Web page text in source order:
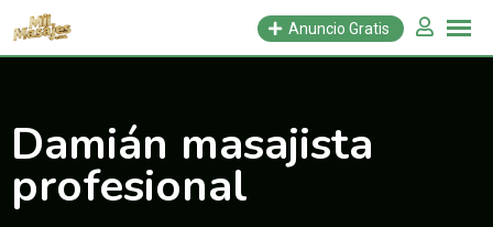
Saltar
Anuncio Gratis
Damián masajista
profesional